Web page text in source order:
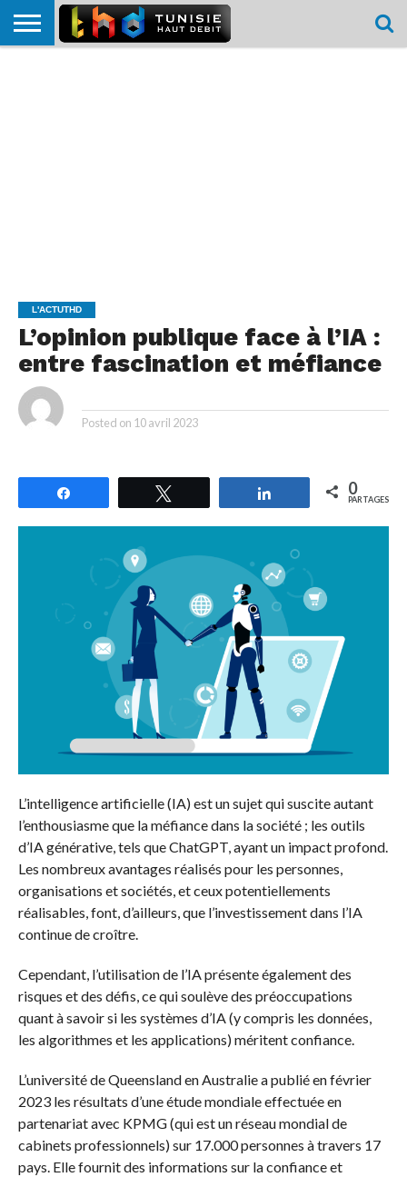
L'ACTUTHD
L’opinion publique face à l’IA :
entre fascination et méfiance
Posted on 10 avril 2023
Partagez 0
PARTAGES
L’intelligence artificielle (IA) est un sujet qui suscite autant
l’enthousiasme que la méfiance dans la société ; les outils
d’IA générative, tels que ChatGPT, ayant un impact profond.
Les nombreux avantages réalisés pour les personnes,
organisations et sociétés, et ceux potentiellements
réalisables, font, d’ailleurs, que l’investissement dans l’IA
continue de croître.
Cependant, l’utilisation de l’IA présente également des
risques et des défis, ce qui soulève des préoccupations
quant à savoir si les systèmes d’IA (y compris les données,
les algorithmes et les applications) méritent confiance.
L’université de Queensland en Australie a publié en février
2023 les résultats d’une étude mondiale effectuée en
partenariat avec KPMG (qui est un réseau mondial de
cabinets professionnels) sur 17.000 personnes à travers 17
pays. Elle fournit des informations sur la confiance et